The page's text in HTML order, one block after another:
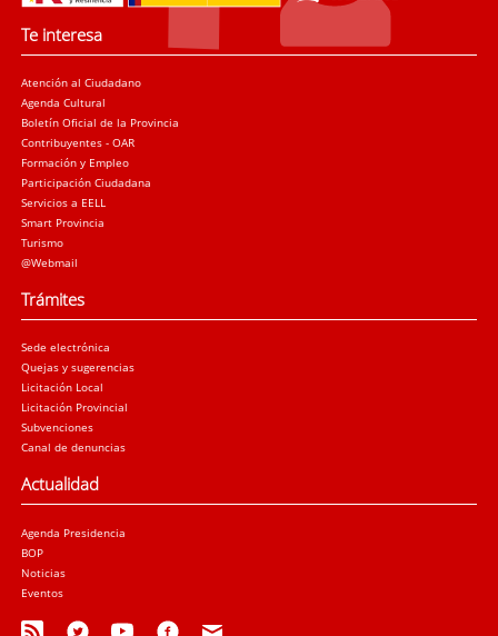
Te interesa
Atención al Ciudadano
Agenda Cultural
Boletín Oficial de la Provincia
Contribuyentes - OAR
Formación y Empleo
Participación Ciudadana
Servicios a EELL
Smart Provincia
Turismo
@Webmail
Trámites
Sede electrónica
Quejas y sugerencias
Licitación Local
Licitación Provincial
Subvenciones
Canal de denuncias
Actualidad
Agenda Presidencia
BOP
Noticias
Eventos